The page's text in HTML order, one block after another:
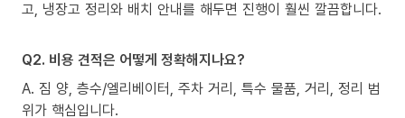
고, 냉장고 정리와 배치 안내를 해두면 진행이 훨씬 깔끔합니다.
Q2. 비용 견적은 어떻게 정확해지나요?
A. 짐 양, 층수/엘리베이터, 주차 거리, 특수 물품, 거리, 정리 범
위가 핵심입니다.